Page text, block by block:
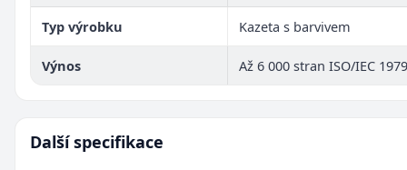
Typ výrobku Kazeta s barvivem
Výnos Až 6 000 stran ISO/IEC
Další specifikace